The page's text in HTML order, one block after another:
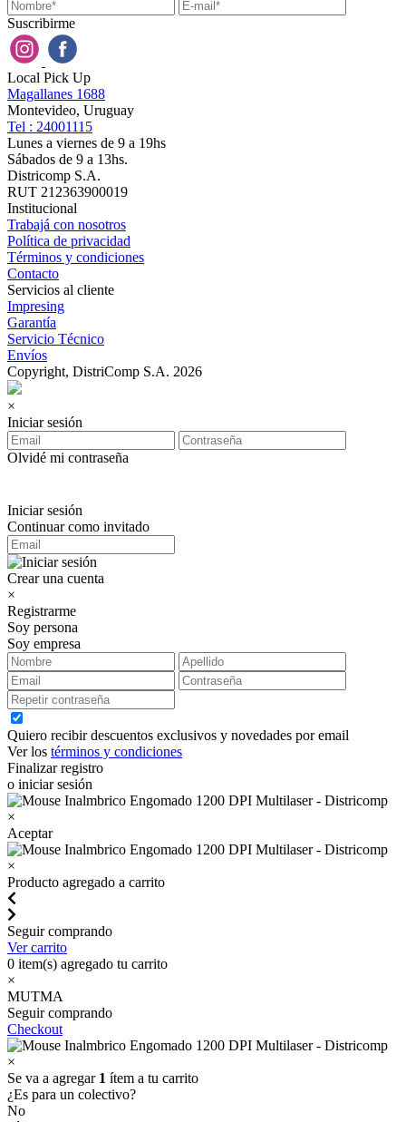
Suscribirme
Local Pick Up
Magallanes 1688
Montevideo, Uruguay
Tel : 24001115
Lunes a viernes de 9 a 19hs
Sábados de 9 a 13hs.
Districomp S.A.
RUT 212363900019
Institucional
Trabajá con nosotros
Política de privacidad
Términos y condiciones
Contacto
Servicios al cliente
Impresing
Garantía
Servicio Técnico
Envíos
Copyright, DistriComp S.A. 2026
×
Iniciar sesión
Olvidé mi contraseña
Iniciar sesión
Continuar como invitado
Crear una cuenta
×
Registrarme
Soy persona
Soy empresa
Quiero recibir descuentos exclusivos y novedades por email
Ver los términos y condiciones
Finalizar registro
o iniciar sesión
×
Aceptar
×
Producto agregado a carrito
Seguir comprando
Ver carrito
0 item(s) agregado tu carrito
×
MUTMA
Seguir comprando
Checkout
×
Se va a agregar 1 ítem a tu carrito
¿Es para un colectivo?
No